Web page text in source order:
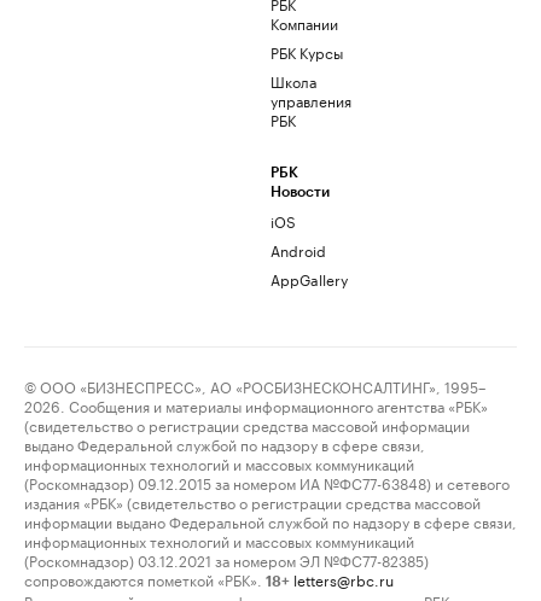
Компании
РБК Курсы
Школа
управления
РБК
РБК
Новости
iOS
Android
AppGallery
© ООО «БИЗНЕСПРЕСС», АО «РОСБИЗНЕСКОНСАЛТИНГ», 1995–
2026. Сообщения и материалы информационного агентства «РБК»
(свидетельство о регистрации средства массовой информации
выдано Федеральной службой по надзору в сфере связи,
информационных технологий и массовых коммуникаций
(Роскомнадзор) 09.12.2015 за номером ИА №ФС77-63848) и сетевого
издания «РБК» (свидетельство о регистрации средства массовой
информации выдано Федеральной службой по надзору в сфере связи,
информационных технологий и массовых коммуникаций
(Роскомнадзор) 03.12.2021 за номером ЭЛ №ФС77-82385)
сопровождаются пометкой «РБК».
18+ letters@rbc.ru